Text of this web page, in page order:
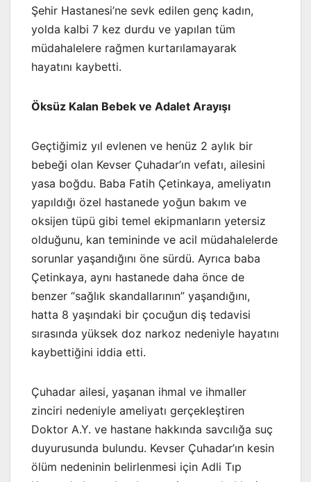
Şehir Hastanesi’ne sevk edilen genç kadın,
yolda kalbi 7 kez durdu ve yapılan tüm
müdahalelere rağmen kurtarılamayarak
hayatını kaybetti.
Öksüz Kalan Bebek ve Adalet Arayışı
Geçtiğimiz yıl evlenen ve henüz 2 aylık bir
bebeği olan Kevser Çuhadar’ın vefatı, ailesini
yasa boğdu. Baba Fatih Çetinkaya, ameliyatın
yapıldığı özel hastanede yoğun bakım ve
oksijen tüpü gibi temel ekipmanların yetersiz
olduğunu, kan temininde ve acil müdahalelerde
sorunlar yaşandığını öne sürdü. Ayrıca baba
Çetinkaya, aynı hastanede daha önce de
benzer “sağlık skandallarının” yaşandığını,
hatta 8 yaşındaki bir çocuğun diş tedavisi
sırasında yüksek doz narkoz nedeniyle hayatını
kaybettiğini iddia etti.
Çuhadar ailesi, yaşanan ihmal ve ihmaller
zinciri nedeniyle ameliyatı gerçekleştiren
Doktor A.Y. ve hastane hakkında savcılığa suç
duyurusunda bulundu. Kevser Çuhadar’ın kesin
ölüm nedeninin belirlenmesi için Adli Tıp